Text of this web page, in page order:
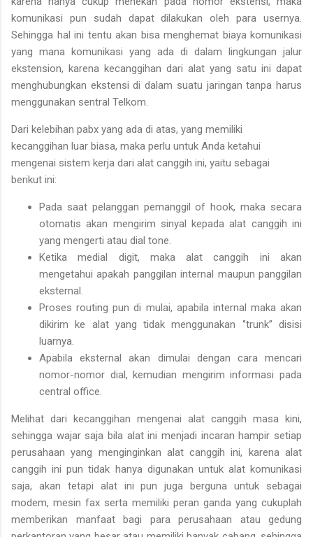
komunikasi pun sudah dapat dilakukan oleh para usernya.
Sehingga hal ini tentu akan bisa menghemat biaya komunikasi
yang mana komunikasi yang ada di dalam lingkungan jalur
ekstension, karena kecanggihan dari alat yang satu ini dapat
menghubungkan ekstensi di dalam suatu jaringan tanpa harus
menggunakan sentral Telkom.
Dari kelebihan pabx yang ada di atas, yang memiliki
kecanggihan luar biasa, maka perlu untuk Anda ketahui
mengenai sistem kerja dari alat canggih ini, yaitu sebagai
berikut ini:
Pada saat pelanggan pemanggil of hook, maka secara
otomatis akan mengirim sinyal kepada alat canggih ini
yang mengerti atau dial tone.
Ketika medial digit, maka alat canggih ini akan
mengetahui apakah panggilan internal maupun panggilan
eksternal.
Proses routing pun di mulai, apabila internal maka akan
dikirim ke alat yang tidak menggunakan ‘’trunk’’ disisi
luarnya.
Apabila eksternal akan dimulai dengan cara mencari
nomor-nomor dial, kemudian mengirim informasi pada
central office.
Melihat dari kecanggihan mengenai alat canggih masa kini,
sehingga wajar saja bila alat ini menjadi incaran hampir setiap
perusahaan yang menginginkan alat canggih ini, karena alat
canggih ini pun tidak hanya digunakan untuk alat komunikasi
saja, akan tetapi alat ini pun juga berguna untuk sebagai
modem, mesin fax serta memiliki peran ganda yang cukuplah
memberikan manfaat bagi para perusahaan atau gedung